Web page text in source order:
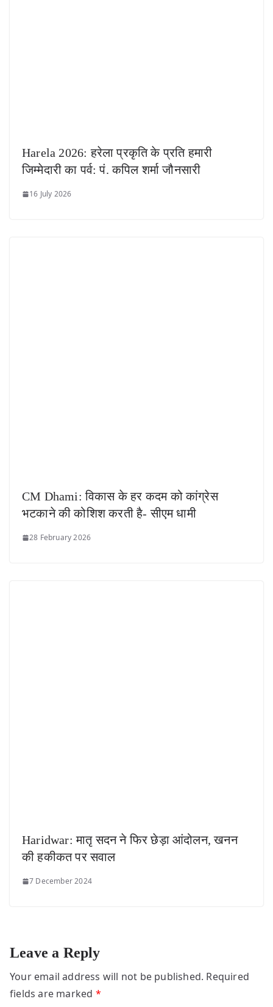
Harela 2026: हरेला प्रकृति के प्रति हमारी
जिम्मेदारी का पर्व: पं. कपिल शर्मा जौनसारी
16 July 2026
CM Dhami: विकास के हर कदम को कांग्रेस
भटकाने की कोशिश करती है- सीएम धामी
28 February 2026
Haridwar: मातृ सदन ने फिर छेड़ा आंदोलन, खनन
की हकीकत पर सवाल
7 December 2024
Leave a Reply
Your email address will not be published. Required
fields are marked *